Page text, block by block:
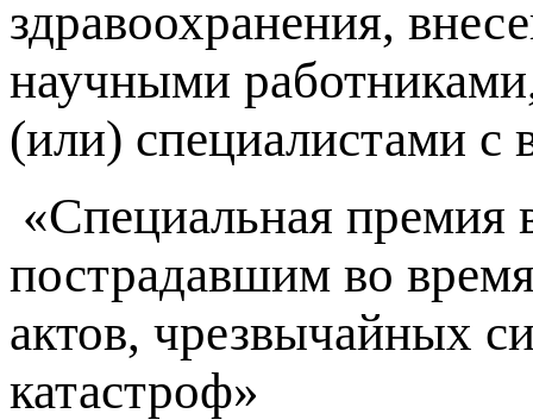
здравоохранения,
научными
(или) специалистами
«Специальная
пострадавшим во
актов, чрезвычайных
катастроф»